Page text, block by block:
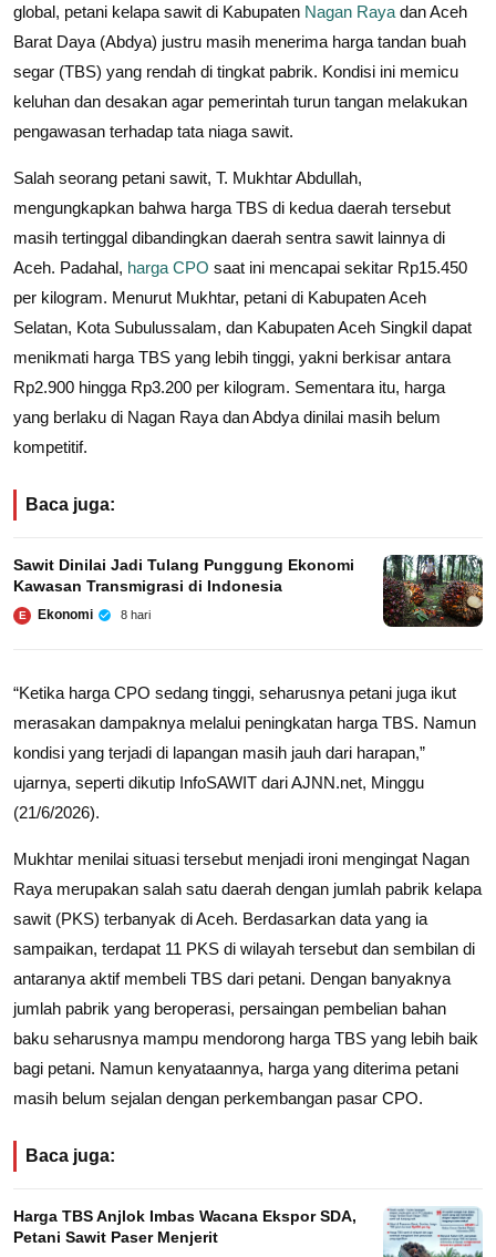
global, petani kelapa sawit di Kabupaten Nagan Raya dan Aceh
Barat Daya (Abdya) justru masih menerima harga tandan buah
segar (TBS) yang rendah di tingkat pabrik. Kondisi ini memicu
keluhan dan desakan agar pemerintah turun tangan melakukan
pengawasan terhadap tata niaga sawit.
Salah seorang petani sawit, T. Mukhtar Abdullah,
mengungkapkan bahwa harga TBS di kedua daerah tersebut
masih tertinggal dibandingkan daerah sentra sawit lainnya di
Aceh. Padahal, harga CPO saat ini mencapai sekitar Rp15.450
per kilogram. Menurut Mukhtar, petani di Kabupaten Aceh
Selatan, Kota Subulussalam, dan Kabupaten Aceh Singkil dapat
menikmati harga TBS yang lebih tinggi, yakni berkisar antara
Rp2.900 hingga Rp3.200 per kilogram. Sementara itu, harga
yang berlaku di Nagan Raya dan Abdya dinilai masih belum
kompetitif.
Baca juga:
Sawit Dinilai Jadi Tulang Punggung Ekonomi
Kawasan Transmigrasi di Indonesia
E Ekonomi 8 hari
“Ketika harga CPO sedang tinggi, seharusnya petani juga ikut
merasakan dampaknya melalui peningkatan harga TBS. Namun
kondisi yang terjadi di lapangan masih jauh dari harapan,”
ujarnya, seperti dikutip InfoSAWIT dari AJNN.net, Minggu
(21/6/2026).
Mukhtar menilai situasi tersebut menjadi ironi mengingat Nagan
Raya merupakan salah satu daerah dengan jumlah pabrik kelapa
sawit (PKS) terbanyak di Aceh. Berdasarkan data yang ia
sampaikan, terdapat 11 PKS di wilayah tersebut dan sembilan di
antaranya aktif membeli TBS dari petani. Dengan banyaknya
jumlah pabrik yang beroperasi, persaingan pembelian bahan
baku seharusnya mampu mendorong harga TBS yang lebih baik
bagi petani. Namun kenyataannya, harga yang diterima petani
masih belum sejalan dengan perkembangan pasar CPO.
Baca juga:
Harga TBS Anjlok Imbas Wacana Ekspor SDA,
Petani Sawit Paser Menjerit